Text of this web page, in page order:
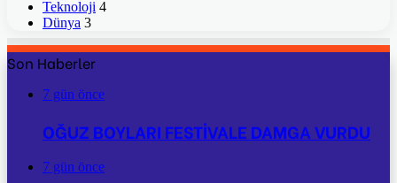
Teknoloji 4
Dünya 3
Son Haberler
7 gün önce
OĞUZ BOYLARI FESTİVALE DAMGA VURDU
7 gün önce